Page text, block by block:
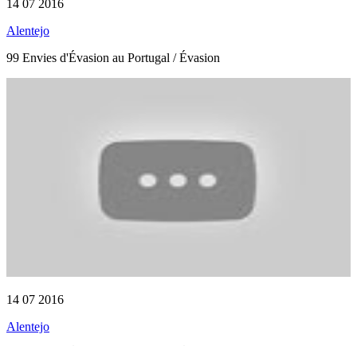
14 07 2016
Alentejo
99 Envies d'Évasion au Portugal / Évasion
14 07 2016
Alentejo